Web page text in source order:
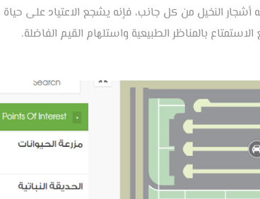
به أشجار النخيل من كل جانب، فإنه يشجع الاعتياد على
بالمناظر الطبيعية واستلهام القيم الفاضلة.